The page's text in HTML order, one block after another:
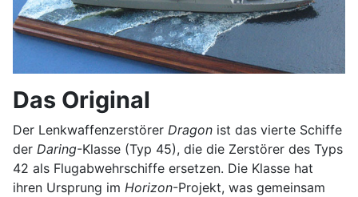
Das Original
Der Lenkwaffenzerstörer Dragon ist das vierte Schiffe
der Daring-Klasse (Typ 45), die die Zerstörer des Typs
42 als Flugabwehrschiffe ersetzen. Die Klasse hat
ihren Ursprung im Horizon-Projekt, was gemeinsam